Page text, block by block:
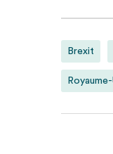
Brexit
Royaume-